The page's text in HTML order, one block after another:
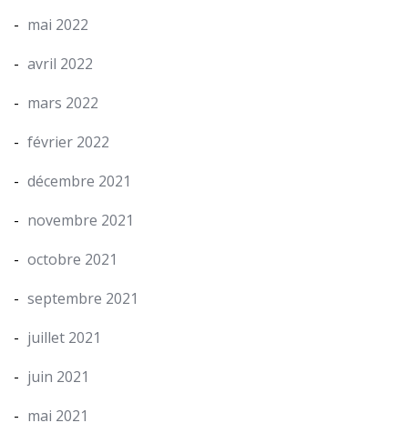
mai 2022
avril 2022
mars 2022
février 2022
décembre 2021
novembre 2021
octobre 2021
septembre 2021
juillet 2021
juin 2021
mai 2021